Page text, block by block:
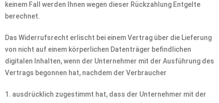
keinem Fall werden Ihnen wegen dieser Rückzahlung Entgelte
berechnet.
Das Widerrufsrecht erlischt bei einem Vertrag über die Lieferung
von nicht auf einem körperlichen Datenträger befindlichen
digitalen Inhalten, wenn der Unternehmer mit der Ausführung des
Vertrags begonnen hat, nachdem der Verbraucher
1. ausdrücklich zugestimmt hat, dass der Unternehmer mit der